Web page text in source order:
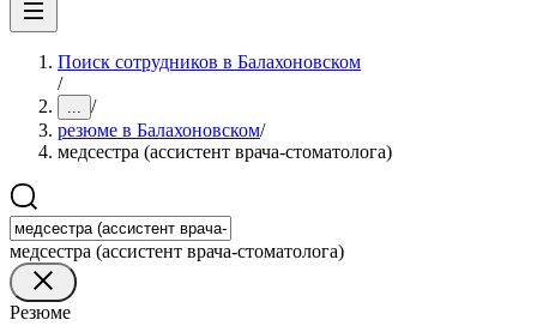
Поиск сотрудников в Балахоновском
/
... /
резюме в Балахоновском/
медсестра (ассистент врача-стоматолога)
медсестра (ассистент врача-стоматолога)
Резюме